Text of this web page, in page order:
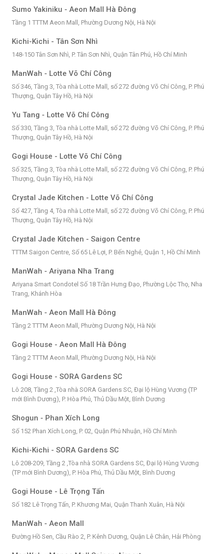
Sumo Yakiniku - Aeon Mall Hà Đông
Tầng 1 TTTM Aeon Mall, Phường Dương Nội, Hà Nội
Kichi-Kichi - Tân Sơn Nhì
148-150 Tân Sơn Nhì, P. Tân Sơn Nhì, Quận Tân Phú, Hồ Chí Minh
ManWah - Lotte Võ Chí Công
Số 346, Tầng 3, Tòa nhà Lotte Mall, số 272 đường Võ Chí Công, P. Phú
Thượng, Quận Tây Hồ, Hà Nội
Yu Tang - Lotte Võ Chí Công
Số 330, Tầng 3, Tòa nhà Lotte Mall, số 272 đường Võ Chí Công, P. Phú
Thượng, Quận Tây Hồ, Hà Nội
Gogi House - Lotte Võ Chí Công
Số 325, Tầng 3, Tòa nhà Lotte Mall, số 272 đường Võ Chí Công, P. Phú
Thượng, Quận Tây Hồ, Hà Nội
Crystal Jade Kitchen - Lotte Võ Chí Công
Số 427, Tầng 4, Tòa nhà Lotte Mall, số 272 đường Võ Chí Công, P. Phú
Thượng, Quận Tây Hồ, Hà Nội
Crystal Jade Kitchen - Saigon Centre
TTTM Saigon Centre, Số 65 Lê Lợi, P. Bến Nghé, Quận 1, Hồ Chí Minh
ManWah - Ariyana Nha Trang
Ariyana Smart Condotel Số 18 Trần Hưng Đạo, Phường Lộc Thọ, Nha
Trang, Khánh Hòa
ManWah - Aeon Mall Hà Đông
Tầng 2 TTTM Aeon Mall, Phường Dương Nội, Hà Nội
Gogi House - Aeon Mall Hà Đông
Tầng 2 TTTM Aeon Mall, Phường Dương Nội, Hà Nội
Gogi House - SORA Gardens SC
Lô 208, Tầng 2 ,Tòa nhà SORA Gardens SC, Đại lộ Hùng Vương (TP
mới Bình Dương), P. Hòa Phú, Thủ Dầu Một, Bình Dương
Shogun - Phan Xích Long
Số 152 Phan Xích Long, P. 02, Quận Phú Nhuận, Hồ Chí Minh
Kichi-Kichi - SORA Gardens SC
Lô 208-209, Tầng 2 ,Tòa nhà SORA Gardens SC, Đại lộ Hùng Vương
(TP mới Bình Dương), P. Hòa Phú, Thủ Dầu Một, Bình Dương
Gogi House - Lê Trọng Tấn
Số 182 Lê Trọng Tấn, P. Khương Mai, Quận Thanh Xuân, Hà Nội
ManWah - Aeon Mall
Đường Hồ Sen, Cầu Rào 2, P. Kênh Dương, Quận Lê Chân, Hải Phòng